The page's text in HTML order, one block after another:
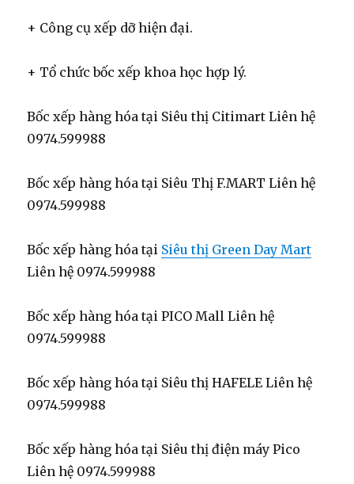
+ Công cụ xếp dỡ hiện đại.
+ Tổ chức bốc xếp khoa học hợp lý.
Bốc xếp hàng hóa tại Siêu thị Citimart Liên hệ
0974.599988
Bốc xếp hàng hóa tại Siêu Thị F.MART Liên hệ
0974.599988
Bốc xếp hàng hóa tại Siêu thị Green Day Mart
Liên hệ 0974.599988
Bốc xếp hàng hóa tại PICO Mall Liên hệ
0974.599988
Bốc xếp hàng hóa tại Siêu thị HAFELE Liên hệ
0974.599988
Bốc xếp hàng hóa tại Siêu thị điện máy Pico
Liên hệ 0974.599988